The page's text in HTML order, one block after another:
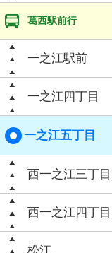
葛西駅前行
一之江駅前
一之江四丁目
一之江五丁目
西一之江三丁目
西一之江四丁目